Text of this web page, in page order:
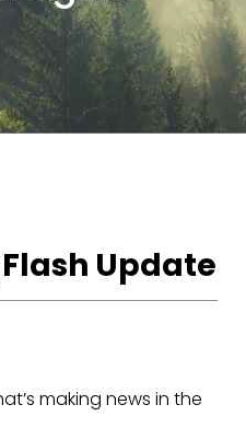
Update
making news in the